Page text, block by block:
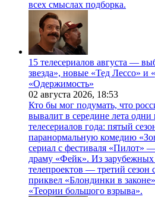
всех смыслах подборка.
15 телесериалов августа —
звезда», новые «Тед Лессо» и
«Одержимость»
02 августа 2026, 18:53
Кто бы мог подумать, что
вывалит в середине лета
телесериалов года: пятый
паранормальную комедию
сериал с фестиваля «Пилот»
драму «Фейк». Из
телепроектов — третий сезон
приквел «Блондинки в
«Теории большого взрыва».